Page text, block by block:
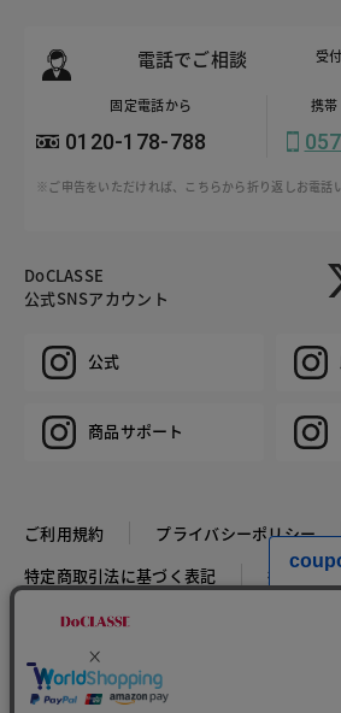
電話でご相談 受
固定電話から
0120-178-788
携帯
※ご申告をいただければ、こちらから折り返しお電話
DoCLASSE
公式SNSアカウント
公式
商品サポート
ご利用規約
プライバシーポリシー
特定商取引法に基づく表記
推奨環境
COPYRIGHT © DoCLASSE ALL RIGHTS RESERVED.